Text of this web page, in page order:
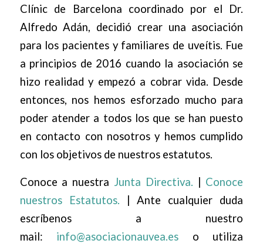
Clínic de Barcelona coordinado por el Dr.
Alfredo Adán, decidió crear una asociación
para los pacientes y familiares de uveítis. Fue
a principios de 2016 cuando la asociación se
hizo realidad y empezó a cobrar vida. Desde
entonces, nos hemos esforzado mucho para
poder atender a todos los que se han puesto
en contacto con nosotros y hemos cumplido
con los objetivos de nuestros estatutos.
Conoce a nuestra Junta Directiva.
Conoce
nuestros Estatutos. | Ante cualquier duda
escríbenos a nuestro
mail: info@asociacionauvea.es o utiliza